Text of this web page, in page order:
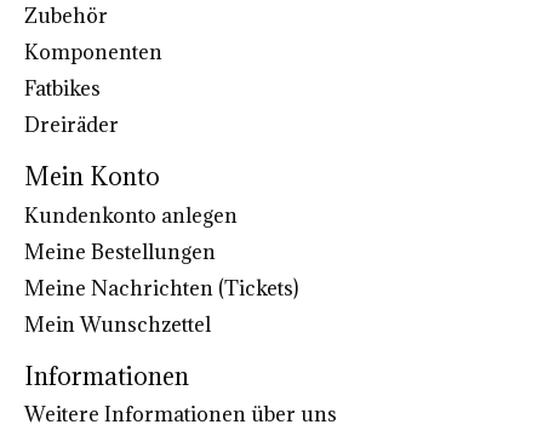
Zubehör
Komponenten
Fatbikes
Dreiräder
Mein Konto
Kundenkonto anlegen
Meine Bestellungen
Meine Nachrichten (Tickets)
Mein Wunschzettel
Informationen
Weitere Informationen über uns